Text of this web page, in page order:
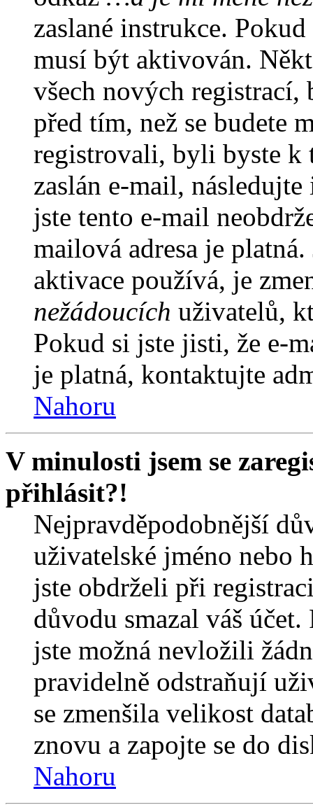
zaslané instrukce.
musí být aktivován.
všech nových
před tím, než se budete
registrovali, byli byste k
zaslán e-mail,
jste tento e-mail
mailová adresa je
aktivace používá, je
nežádoucích uživatelů,
Pokud si jste jisti, že e-
je platná, kontaktujte
Nahoru
V minulosti jsem se
přihlásit?!
Nejpravděpodobnější
uživatelské jméno nebo
jste obdrželi při
důvodu smazal váš
jste možná nevložili
pravidelně odstraňují
se zmenšila velikost
znovu a zapojte se do
Nahoru